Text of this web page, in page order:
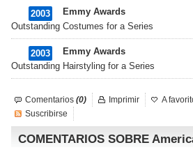
2003
Emmy Awards
Outstanding Costumes for a Series
2003
Emmy Awards
Outstanding Hairstyling for a Series
Comentarios (0) Imprimir
A
Suscribirse
COMENTARIOS SOBRE